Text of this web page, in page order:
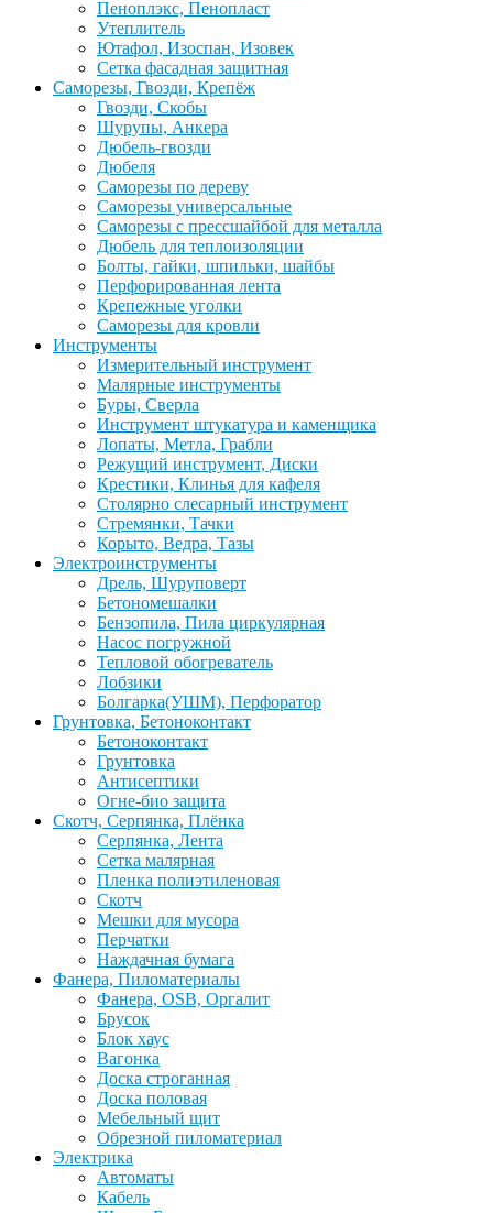
Пеноплэкс, Пенопласт
Утеплитель
Ютафол, Изоспан, Изовек
Сетка фасадная защитная
Саморезы, Гвозди, Крепёж
Гвозди, Скобы
Шурупы, Анкера
Дюбель-гвозди
Дюбеля
Саморезы по дереву
Саморезы универсальные
Саморезы с прессшайбой для металла
Дюбель для теплоизоляции
Болты, гайки, шпильки, шайбы
Перфорированная лента
Крепежные уголки
Саморезы для кровли
Инструменты
Измерительный инструмент
Малярные инструменты
Буры, Сверла
Инструмент штукатура и каменщика
Лопаты, Метла, Грабли
Режущий инструмент, Диски
Крестики, Клинья для кафеля
Столярно слесарный инструмент
Стремянки, Тачки
Корыто, Ведра, Тазы
Электроинструменты
Дрель, Шуруповерт
Бетономешалки
Бензопила, Пила циркулярная
Насос погружной
Тепловой обогреватель
Лобзики
Болгарка(УШМ), Перфоратор
Грунтовка, Бетоноконтакт
Бетоноконтакт
Грунтовка
Антисептики
Огне-био защита
Скотч, Серпянка, Плёнка
Серпянка, Лента
Сетка малярная
Пленка полиэтиленовая
Скотч
Мешки для мусора
Перчатки
Наждачная бумага
Фанера, Пиломатериалы
Фанера, OSB, Оргалит
Брусок
Блок хаус
Вагонка
Доска строганная
Доска половая
Мебельный щит
Обрезной пиломатериал
Электрика
Автоматы
Кабель